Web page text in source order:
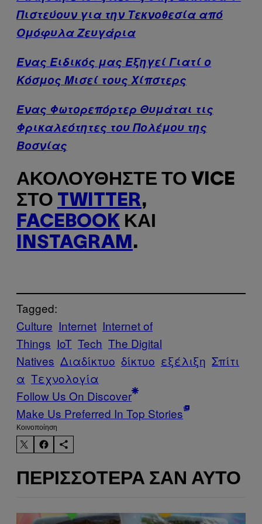
Πιστεύουν για την Τεκνοθεσία από
Ομόφυλα Ζευγάρια
Ένας Ειδικός μας Εξηγεί Γιατί ο
Κόσμος Μισεί τους Χίπστερς
Ένας Φωτορεπόρτερ Θυμάται τις
Φρικαλεότητες του Πολέμου της
Βοσνίας
ΑΚΟΛΟΥΘΉΣΤΕ ΤΟ VICE
ΣΤΟ TWITTER,
FACEBOOK ΚΑΙ
INSTAGRAM .
Tagged:
Culture Internet Internet of
Things IoT Tech The Digital
Natives Διαδίκτυο δίκτυο εξέλιξη Σπίτι
α Τεχνολογία
Follow Us On Discover
Make Us Preferred In Top Stories
Kοινοποίηση
ΠΕΡΙΣΣΌΤΕΡΑ ΣΑΝ ΑΥΤΌ